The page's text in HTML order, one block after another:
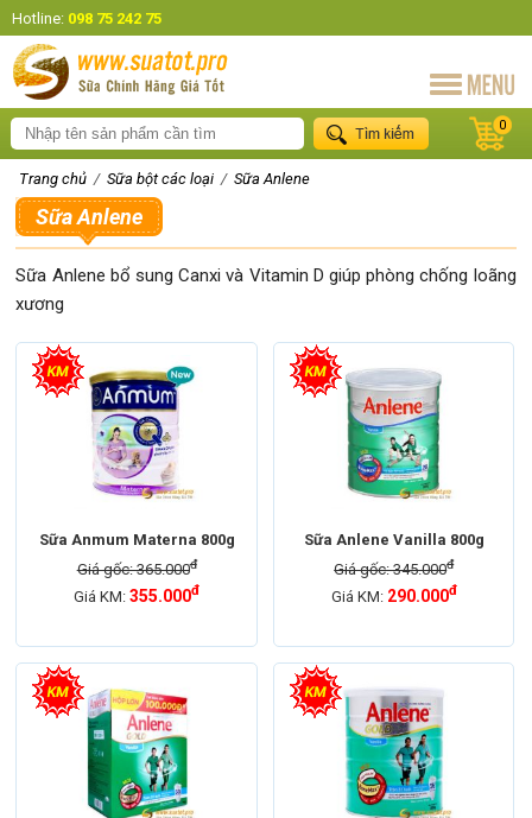
Hotline: 098 75 242 75
0
Trang chủ / Sữa bột các loại / Sữa Anlene
Sữa Anlene
Sữa Anlene bổ sung Canxi và Vitamin D giúp phòng chống loãng
xương
Sữa Anmum Materna 800g
Giá gốc: 365.000đ
Giá KM:355.000đ
Sữa Anlene Vanilla 800g
Giá gốc: 345.000đ
Giá KM: 290.000đ